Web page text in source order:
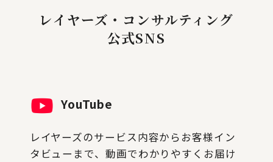
レイヤーズ・コンサルティング
公式SNS
YouTube
レイヤーズのサービス内容からお客様イン
タビューまで、動画でわかりやすくお届け